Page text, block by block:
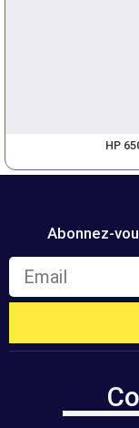
HP
Abonnez-